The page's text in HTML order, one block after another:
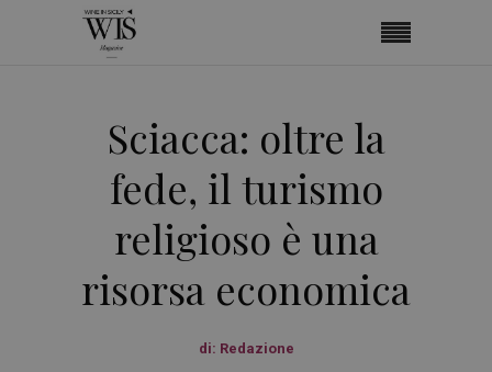
Sciacca: oltre la
fede, il turismo
religioso è una
risorsa economica
di: Redazione